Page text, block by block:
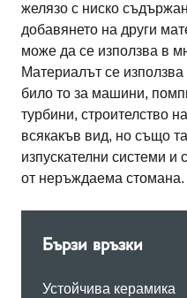
желязо с ниско
добавянето на други
може да се използва в
Материалът се
било то за машини,
турбини, строителство
всякакъв вид, но също
изпускателни системи и
от неръждаема стомана.
Бързи връзки
Устойчива керамика